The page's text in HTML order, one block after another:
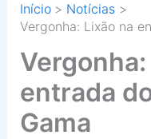
Início
Notícias
Vergonha: Lixão na
entrada
Gama